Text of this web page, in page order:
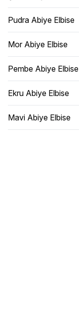
Pudra Abiye Elbise
Mor Abiye Elbise
Pembe Abiye Elbise
Ekru Abiye Elbise
Mavi Abiye Elbise